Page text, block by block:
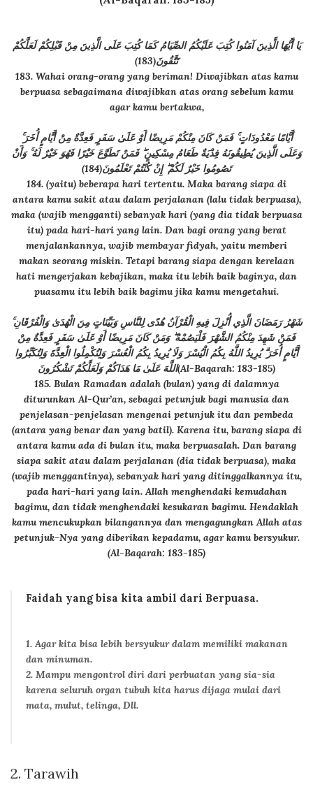
يَا أَيُّهَا الَّذِينَ آمَنُوا كُتِبَ عَلَيْكُمُ الصِّيَامُ كَمَا كُتِبَ عَلَى الَّذِينَ مِنْ قَبْلِكُمْ لَعَلَّكُمْ
تَتَّقُونَ(183)
183. Wahai orang-orang yang beriman! Diwajibkan atas kamu
berpuasa sebagaimana diwajibkan atas orang sebelum kamu
agar kamu bertakwa,
أَيَّامًا مَعْدُودَاتٍ ۚ فَمَنْ كَانَ مِنْكُمْ مَرِيضًا أَوْ عَلَىٰ سَفَرٍ فَعِدَّةٌ مِنْ أَيَّامٍ أُخَرَ ۚ
وَعَلَى الَّذِينَ يُطِيقُونَهُ فِدْيَةٌ طَعَامُ مِسْكِينٍ ۖ فَمَنْ تَطَوَّعَ خَيْرًا فَهُوَ خَيْرٌ لَهُ ۚ وَأَنْ
تَصُومُوا خَيْرٌ لَكُمْ ۖ إِنْ كُنْتُمْ تَعْلَمُونَ(184)
184. (yaitu) beberapa hari tertentu. Maka barang siapa di
antara kamu sakit atau dalam perjalanan (lalu tidak berpuasa),
maka (wajib mengganti) sebanyak hari (yang dia tidak berpuasa
itu) pada hari-hari yang lain. Dan bagi orang yang berat
menjalankannya, wajib membayar fidyah, yaitu memberi
makan seorang miskin. Tetapi barang siapa dengan kerelaan
hati mengerjakan kebajikan, maka itu lebih baik baginya, dan
puasamu itu lebih baik bagimu jika kamu mengetahui.
شَهْرُ رَمَضَانَ الَّذِي أُنْزِلَ فِيهِ الْقُرْآنُ هُدًى لِلنَّاسِ وَبَيِّنَاتٍ مِنَ الْهُدَىٰ وَالْفُرْقَانِ ۚ
فَمَنْ شَهِدَ مِنْكُمُ الشَّهْرَ فَلْيَصُمْهُ ۖ وَمَنْ كَانَ مَرِيضًا أَوْ عَلَىٰ سَفَرٍ فَعِدَّةٌ مِنْ
أَيَّامٍ أُخَرَ ۗ يُرِيدُ اللَّهُ بِكُمُ الْيُسْرَ وَلَا يُرِيدُ بِكُمُ الْعُسْرَ وَلِتُكْمِلُوا الْعِدَّةَ وَلِتُكَبِّرُوا
اللَّهَ عَلَىٰ مَا هَدَاكُمْ وَلَعَلَّكُمْ تَشْكُرُونَ(Al-Baqarah: 183-185)
185. Bulan Ramadan adalah (bulan) yang di dalamnya
diturunkan Al-Qur’an, sebagai petunjuk bagi manusia dan
penjelasan-penjelasan mengenai petunjuk itu dan pembeda
(antara yang benar dan yang batil). Karena itu, barang siapa di
antara kamu ada di bulan itu, maka berpuasalah. Dan barang
siapa sakit atau dalam perjalanan (dia tidak berpuasa), maka
(wajib menggantinya), sebanyak hari yang ditinggalkannya itu,
pada hari-hari yang lain. Allah menghendaki kemudahan
bagimu, dan tidak menghendaki kesukaran bagimu. Hendaklah
kamu mencukupkan bilangannya dan mengagungkan Allah atas
petunjuk-Nya yang diberikan kepadamu, agar kamu bersyukur.
(Al-Baqarah: 183-185)
Faidah yang bisa kita ambil dari Berpuasa.
1. Agar kita bisa lebih bersyukur dalam memiliki makanan
dan minuman.
2. Mampu mengontrol diri dari perbuatan yang sia-sia
karena seluruh organ tubuh kita harus dijaga mulai dari
mata, mulut, telinga, Dll.
2. Tarawih